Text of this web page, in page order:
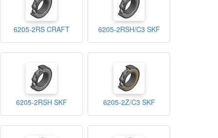
6205-2RS CRAFT 6205-2RSH/C3 SKF
6205-2RSH SKF 6205-2Z/C3 SKF